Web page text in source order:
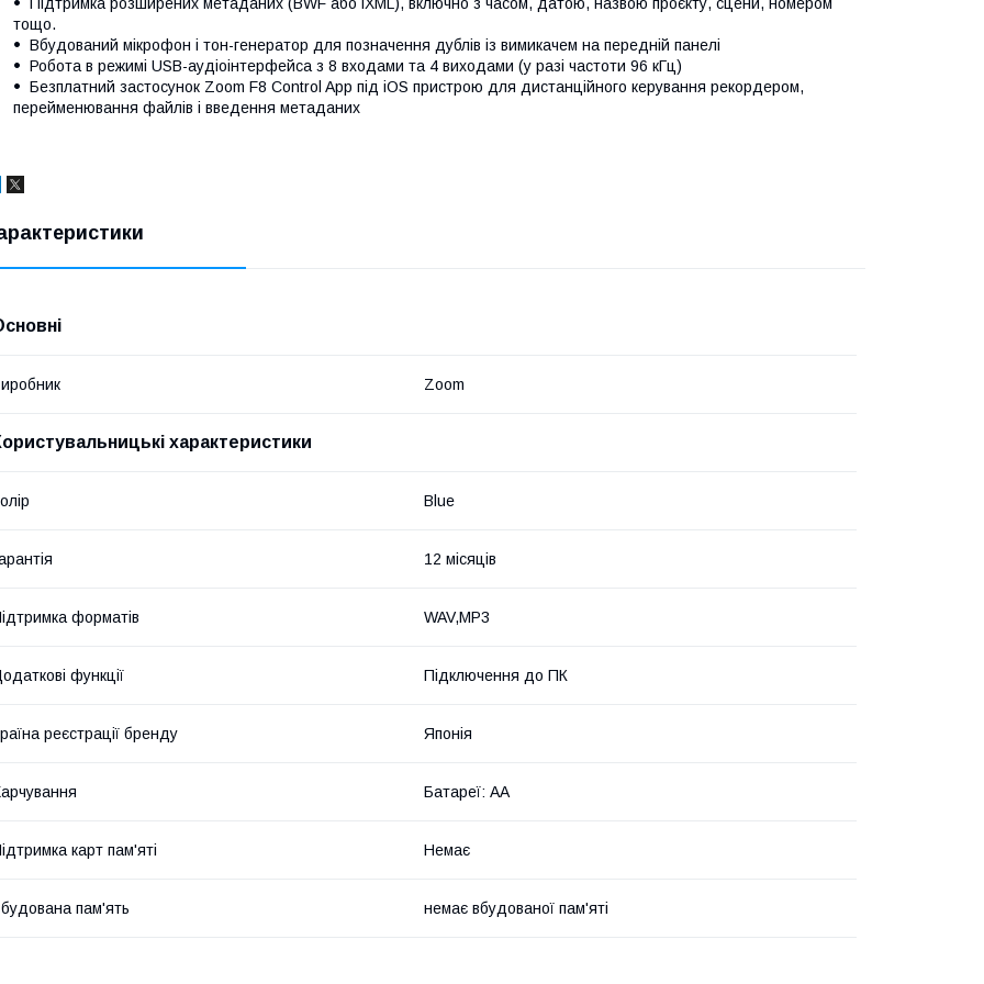
тощо.
Вбудований мікрофон і тон-генератор для позначення дублів із вимикачем на передній панелі
Робота в режимі USB-аудіоінтерфейса з 8 входами та 4 виходами (у разі частоти 96 кГц)
Безплатний застосунок Zoom F8 Control App під iOS пристрою для дистанційного керування рекордером,
перейменювання файлів і введення метаданих
Zoom
характеристики
Blue
12 місяців
форматів WAV,MP3
функції Підключення до ПК
реєстрації бренду Японія
Батареї: AA
карт пам'яті Немає
пам'ять немає вбудованої пам'яті